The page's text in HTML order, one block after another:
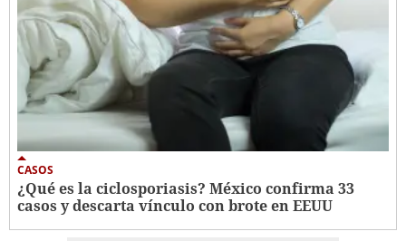
CASOS
¿Qué es la ciclosporiasis? México confirma 33
casos y descarta vínculo con brote en EEUU